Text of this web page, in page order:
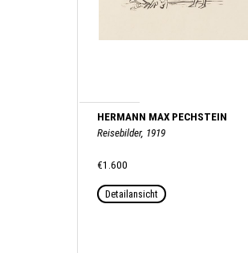
HERMANN MAX PECHSTEIN
Reisebilder, 1919
€1.600
Detailansicht